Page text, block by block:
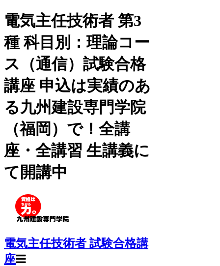
電気主任技術者 第3
種 科目別：理論コー
ス（通信）試験合格
講座 申込は実績のあ
る九州建設専門学院
（福岡）で！全講
座・全講習 生講義に
て開講中
電気主任技術者 試験合格講
座